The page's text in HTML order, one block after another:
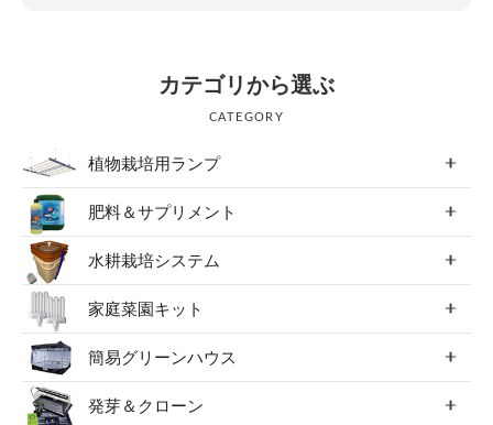
カテゴリから選ぶ
CATEGORY
植物栽培用ランプ
肥料＆サプリメント
水耕栽培システム
家庭菜園キット
簡易グリーンハウス
発芽＆クローン